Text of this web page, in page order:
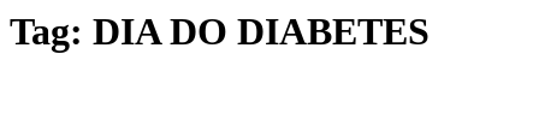
Tag: DIA DO DIABETES